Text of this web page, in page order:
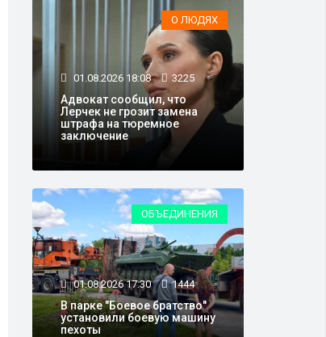
О ЛЮДЯХ
01.08.2026 18:08 3225
Адвокат сообщил, что
Лерчек не грозит замена
штрафа на тюремное
заключение
ОБЪЕДИНЕНИЯ
01.08.2026 17:30 1444
В парке "Боевое братство"
установили боевую машину
пехоты